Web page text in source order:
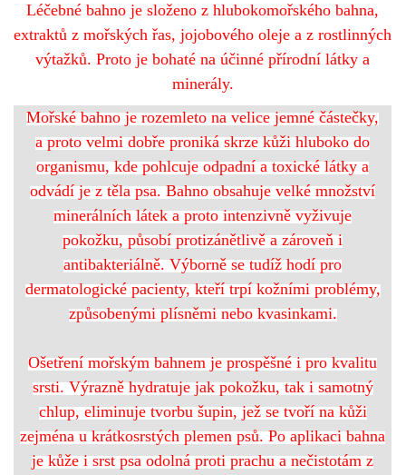
Léčebné bahno je složeno z hlubokomořského bahna,
extraktů z mořských řas, jojobového oleje a z rostlinných
výtažků. Proto je bohaté na účinné přírodní látky a
minerály.
Mořské bahno je rozemleto na velice jemné částečky,
a proto velmi dobře proniká skrze kůži hluboko do
organismu, kde pohlcuje odpadní a toxické látky a
odvádí je z těla psa. Bahno obsahuje velké množství
minerálních látek a proto intenzivně vyživuje
pokožku, působí protizánětlivě a zároveň i
antibakteriálně. Výborně se tudíž hodí pro
dermatologické pacienty, kteří trpí kožními problémy,
způsobenými plísněmi nebo kvasinkami.
Ošetření mořským bahnem je prospěšné i pro kvalitu
srsti. Výrazně hydratuje jak pokožku, tak i samotný
chlup, eliminuje tvorbu šupin, jež se tvoří na kůži
zejména u krátkosrstých plemen psů. Po aplikaci bahna
je kůže i srst psa odolná proti prachu a nečistotám z